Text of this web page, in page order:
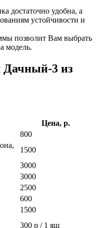
достаточно удобна, а
устойчивости и
позволит Вам выбрать
модель.
Дачный-3 из
Цена, р.
800
1500
3000
3000
2500
600
1500
300 р / 1 ящ